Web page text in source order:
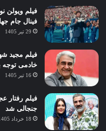
فیلم ویولن
فینال جام جهانی
29 تیر 1405
فیلم مجید
خادمی توجه
16 تیر 1405
فیلم رفتار
جنجالی شد
18 خرداد 1405